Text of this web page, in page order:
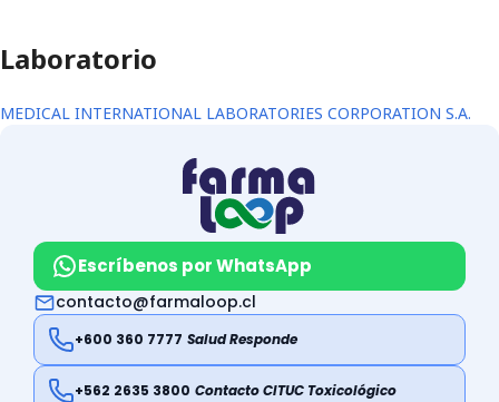
Laboratorio
MEDICAL INTERNATIONAL LABORATORIES CORPORATION S.A.
Escríbenos por WhatsApp
contacto@farmaloop.cl
+600 360 7777 Salud Responde
+562 2635 3800 Contacto CITUC Toxicológico